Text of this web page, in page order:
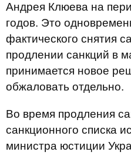
Андрея Клюева на
годов. Это
фактического снятия
продлении санкций в
принимается новое
обжаловать отдельно.
Во время продления
санкционного списка
министра юстиции